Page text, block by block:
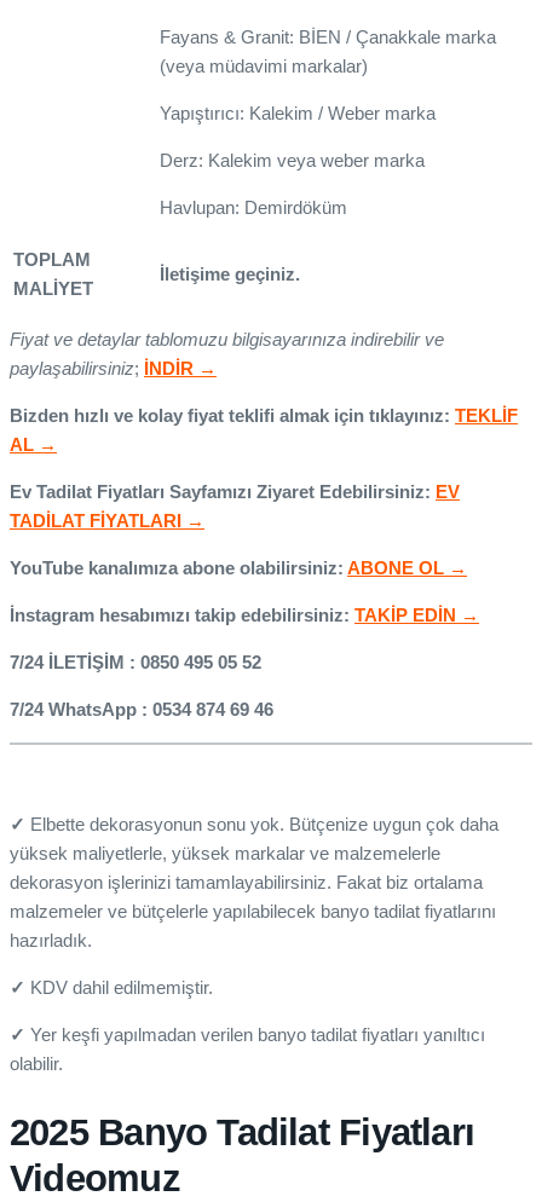
Fayans & Granit: BİEN / Çanakkale marka
(veya müdavimi markalar)
Yapıştırıcı: Kalekim / Weber marka
Derz: Kalekim veya weber marka
Havlupan: Demirdöküm
TOPLAM
MALİYET
İletişime geçiniz.
Fiyat ve detaylar tablomuzu bilgisayarınıza indirebilir ve
paylaşabilirsiniz; İNDİR →
Bizden hızlı ve kolay fiyat teklifi almak için tıklayınız: TEKLİF
AL →
Ev Tadilat Fiyatları Sayfamızı Ziyaret Edebilirsiniz: EV
TADİLAT FİYATLARI →
YouTube kanalımıza abone olabilirsiniz: ABONE OL →
İnstagram hesabımızı takip edebilirsiniz: TAKİP EDİN →
7/24 İLETİŞİM : 0850 495 05 52
7/24 WhatsApp : 0534 874 69 46
✓ Elbette dekorasyonun sonu yok. Bütçenize uygun çok daha
yüksek maliyetlerle, yüksek markalar ve malzemelerle
dekorasyon işlerinizi tamamlayabilirsiniz. Fakat biz ortalama
malzemeler ve bütçelerle yapılabilecek banyo tadilat fiyatlarını
hazırladık.
✓ KDV dahil edilmemiştir.
✓ Yer keşfi yapılmadan verilen banyo tadilat fiyatları yanıltıcı
olabilir.
2025 Banyo Tadilat Fiyatları
Videomuz